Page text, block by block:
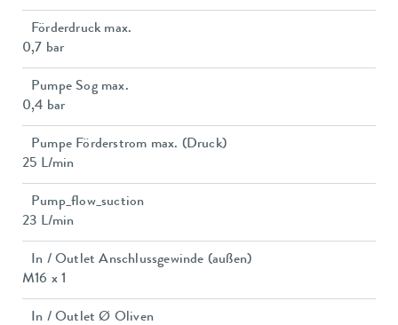
Förderdruck max.
0,7 bar
Pumpe Sog max.
0,4 bar
Pumpe Förderstrom max. (Druck)
25 L/min
Pump_flow_suction
23 L/min
In / Outlet Anschlussgewinde (außen)
M16 x 1
In / Outlet Ø Oliven